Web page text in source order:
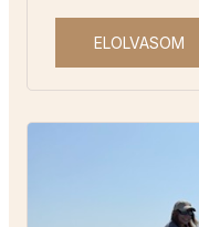
ELOLVASOM